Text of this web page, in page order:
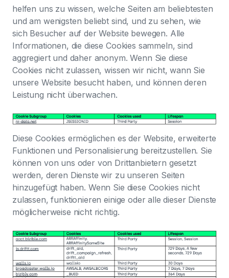
helfen uns zu wissen, welche Seiten am beliebtesten
und am wenigsten beliebt sind, und zu sehen, wie
sich Besucher auf der Website bewegen. Alle
Informationen, die diese Cookies sammeln, sind
aggregiert und daher anonym. Wenn Sie diese
Cookies nicht zulassen, wissen wir nicht, wann Sie
unsere Website besucht haben, und können deren
Leistung nicht überwachen.
Diese Cookies ermöglichen es der Website, erweiterte
Funktionen und Personalisierung bereitzustellen. Sie
können von uns oder von Drittanbietern gesetzt
werden, deren Dienste wir zu unseren Seiten
hinzugefügt haben. Wenn Sie diese Cookies nicht
zulassen, funktionieren einige oder alle dieser Dienste
möglicherweise nicht richtig.